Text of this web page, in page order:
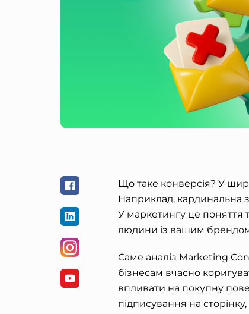
Що таке конверсія? У
Наприклад, кардинальна
У маркетингу це поняття
людини із вашим
Саме аналіз Marketing
бізнесам вчасно
впливати на покупну
підписування на